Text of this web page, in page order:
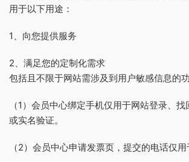
用于以下用途：
1、向您提供服务
2、满足您的定制化需求
包括且不限于网站需涉及到用户敏感信息的
（1）会员中心绑定手机仅用于网站登录、
或实名验证。
（2）会员中心申请发票页，提交的电话仅用